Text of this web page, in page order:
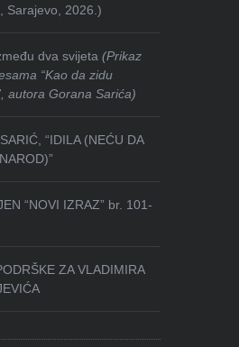
Sarajevo, 2026.)
dva svijeta(Prikaz
“Kao da zidu
autora Gorana Sarića)
“IDILA (NEĆU DA
“NOVI IZRAZ” br. 101-
ZA VLADIMIRA